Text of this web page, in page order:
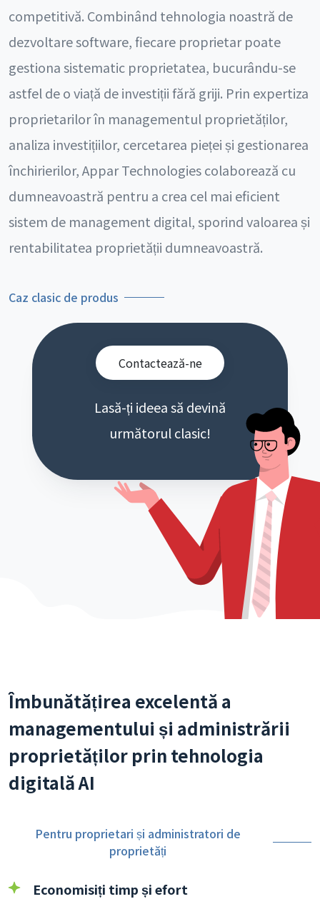
competitivă. Combinând tehnologia noastră de
dezvoltare software, fiecare proprietar poate
gestiona sistematic proprietatea, bucurându-se
astfel de o viață de investiții fără griji. Prin expertiza
proprietarilor în managementul proprietăților,
analiza investițiilor, cercetarea pieței și gestionarea
închirierilor, Appar Technologies colaborează cu
dumneavoastră pentru a crea cel mai eficient
sistem de management digital, sporind valoarea și
rentabilitatea proprietății dumneavoastră.
Caz clasic de produs
Contactează-ne
Lasă-ți ideea să devină
următorul clasic!
Îmbunătățirea excelentă a
managementului și administrării
proprietăților prin tehnologia
digitală AI
Pentru proprietari și administratori de
proprietăți
Economisiți timp și efort